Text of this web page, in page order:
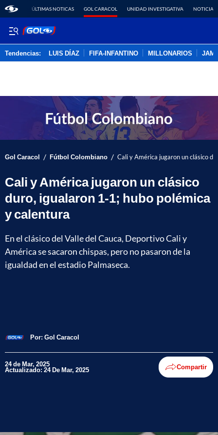
ÚLTIMAS NOTICAS GOL CARACOL UNIDAD INVESTIGATIVA NOTICIAS
Tendencias: LUIS DÍAZ FIFA-INFANTINO MILLONARIOS
Gol Caracol / Fútbol Colombiano / Cali y América jugaron un clásico
Cali y América jugaron un clásico
duro, igualaron 1-1; hubo polémica
y calentura
En el clásico del Valle del Cauca, Deportivo Cali y
América se sacaron chispas, pero no pasaron de la
igualdad en el estadio Palmaseca.
Por: Gol Caracol
24 de Mar, 2025
Actualizado: 24 De Mar, 2025 Compartir